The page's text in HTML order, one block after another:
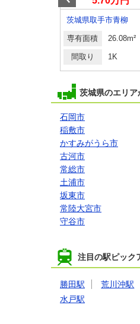
茨城県取手市青柳
専有面積 26.08m²
間取り 1K
茨城県のエリア
石岡市
稲敷市
かすみがうら市
古河市
常総市
土浦市
坂東市
常陸大宮市
守谷市
注目の駅ピック
勝田駅 荒川沖駅
水戸駅